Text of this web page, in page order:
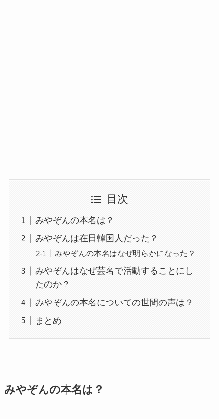
目次
みやぞんの本名は？
みやぞんは在日韓国人だった？
みやぞんの本名はなぜ明らかになった？
みやぞんはなぜ芸名で活動することにし
たのか？
みやぞんの本名についての世間の声は？
まとめ
みやぞんの本名は？